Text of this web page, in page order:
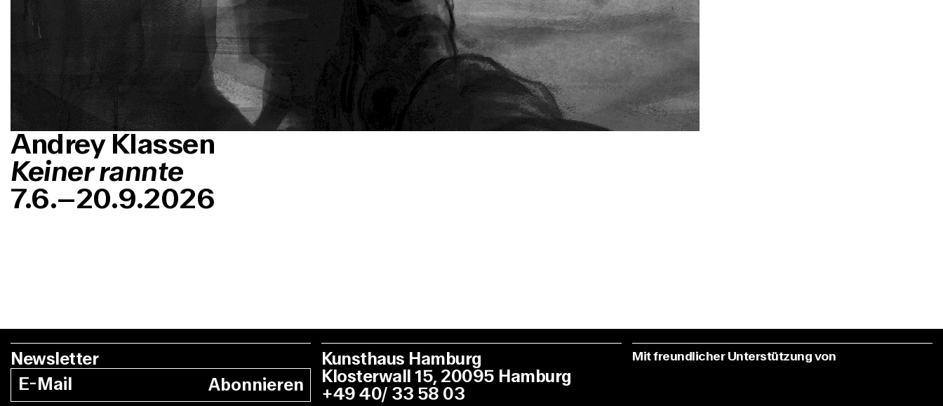
Andrey Klassen
Keiner rannte
7.6.–20.9.2026
Newsletter
Abonnieren
Kunsthaus Hamburg
Klosterwall 15, 20095 Hamburg
+49 40/ 33 58 03
Mit freundlicher Unterstützung von